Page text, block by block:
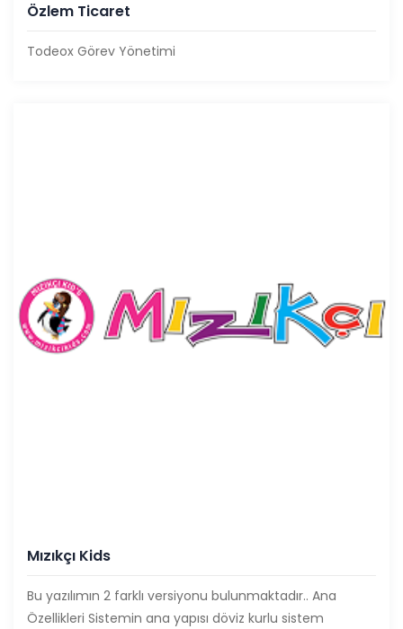
Özlem Ticaret
Todeox Görev Yönetimi
Mızıkçı Kids
Bu yazılımın 2 farklı versiyonu bulunmaktadır.. Ana
Özellikleri Sistemin ana yapısı döviz kurlu sistem